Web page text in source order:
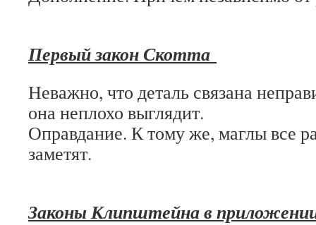
Первый закон Скотта
Неважно, что деталь связана
она неплохо выглядит.
Оправдание. К тому же, маглы все
заметят.
Законы Клипштейна в